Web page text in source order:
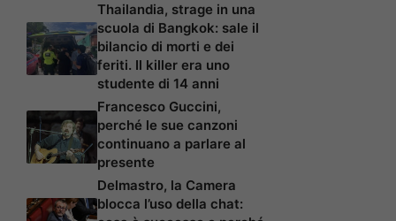
Thailandia, strage in una
scuola di Bangkok: sale il
bilancio di morti e dei
feriti. Il killer era uno
studente di 14 anni
Francesco Guccini,
perché le sue canzoni
continuano a parlare al
presente
Delmastro, la Camera
blocca l’uso della chat: